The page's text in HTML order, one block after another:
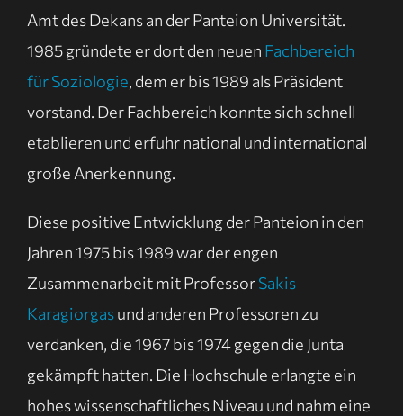
Amt des Dekans an der Panteion Universität.
1985 gründete er dort den neuen Fachbereich
für Soziologie, dem er bis 1989 als Präsident
vorstand. Der Fachbereich konnte sich schnell
etablieren und erfuhr national und international
große Anerkennung.
Diese positive Entwicklung der Panteion in den
Jahren 1975 bis 1989 war der engen
Zusammenarbeit mit ProfessorSakis
Karagiorgasund anderen Professoren zu
verdanken, die 1967 bis 1974 gegen die Junta
gekämpft hatten. Die Hochschule erlangte ein
hohes wissenschaftliches Niveau und nahm eine